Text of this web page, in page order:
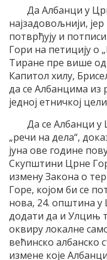
Да Албанци у
најзадовољнији,
потврђују и
Гори на петицију о
Тиране пре више од
Капитол хилу,
да се Албанцима из
једној етничкој
Да се Албанци у
„речи на дела“,
јуна ове године
Скупштини Црне
измену Закона о
Горе, којом би се
нова, 24. општина у
додати да и Улцињ
оквиру локалне
већинско албанско
измене које